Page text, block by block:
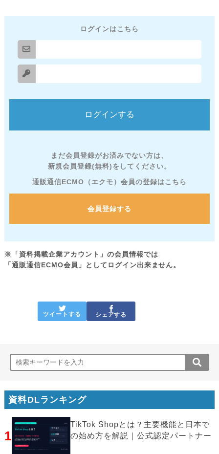
ログインはこちら
まだ会員登録がお済みでない方は、
新規会員登録(無料)をしてください。
通販通信ECMO（エクモ）会員の登録はこちら
会員登録する
※「資料掲載企業アカウント」の会員情報では
「通販通信ECMO会員」としてログイン出来ません。
ツイートする シェアする
資料DLランキング
1
TikTok Shopとは？主要機能と日本で
の始め方を解説｜公式認定パートナー